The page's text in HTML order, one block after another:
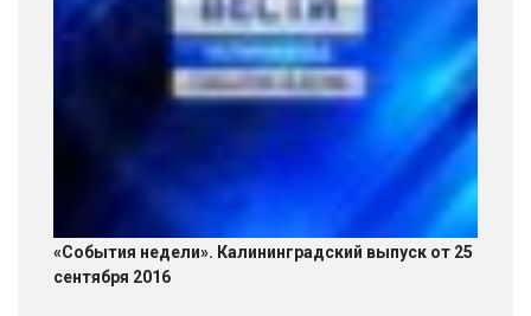
«События недели». Калининградский выпуск от 25
сентября 2016